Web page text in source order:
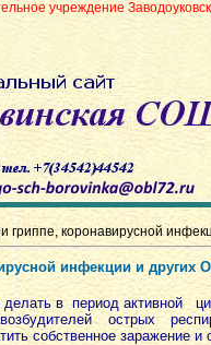
Заводоуковского
гриппе, коронавирусной
инфекции и других
в период активной
острых
собственное заражение